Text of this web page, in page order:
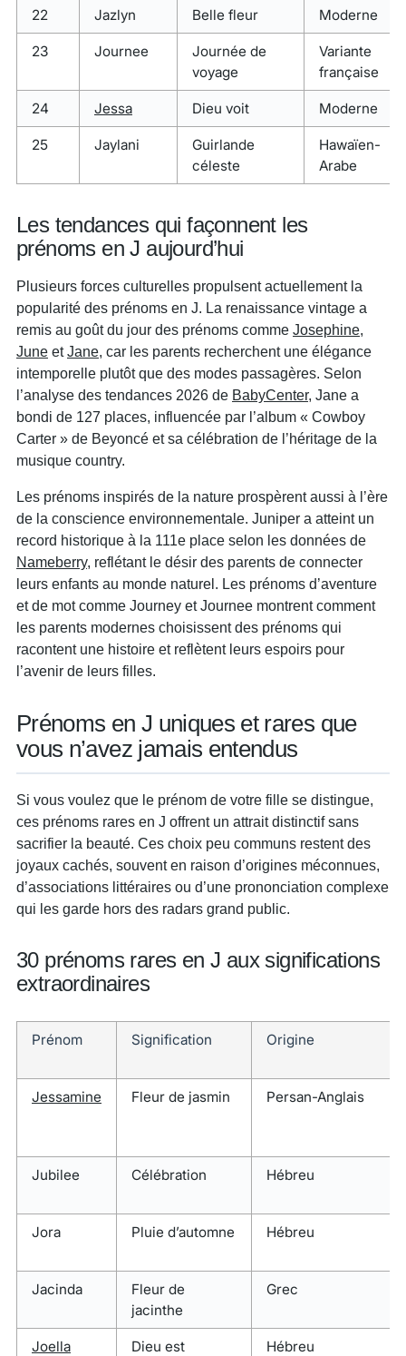
22 Jazlyn Belle fleur Moderne
23 Journee
Journée de
voyage
Variante
française
24 Jessa Dieu voit Moderne
25 Jaylani
Guirlande
céleste
Hawaïen-
Arabe
Les tendances qui façonnent les
prénoms en J aujourd’hui
Plusieurs forces culturelles propulsent actuellement la
popularité des prénoms en J. La renaissance vintage a
remis au goût du jour des prénoms comme Josephine,
June etJane, car les parents recherchent une élégance
intemporelle plutôt que des modes passagères. Selon
l’analyse des tendances 2026 de BabyCenter, Jane a
bondi de 127 places, influencée par l’album « Cowboy
Carter » de Beyoncé et sa célébration de l’héritage de la
musique country.
Les prénoms inspirés de la nature prospèrent aussi à l’ère
de la conscience environnementale. Juniper a atteint un
record historique à la 111e place selon les données de
Nameberry, reflétant le désir des parents de connecter
leurs enfants au monde naturel. Les prénoms d’aventure
et de mot comme Journey et Journee montrent comment
les parents modernes choisissent des prénoms qui
racontent une histoire et reflètent leurs espoirs pour
l’avenir de leurs filles.
Prénoms en J uniques et rares que
vous n’avez jamais entendus
Si vous voulez que le prénom de votre fille se distingue,
ces prénoms rares en J offrent un attrait distinctif sans
sacrifier la beauté. Ces choix peu communs restent des
joyaux cachés, souvent en raison d’origines méconnues,
d’associations littéraires ou d’une prononciation complexe
qui les garde hors des radars grand public.
30 prénoms rares en J aux significations
extraordinaires
Prénom Signification Origine
Jessamine Fleur de jasmin Persan-Anglais
Jubilee Célébration Hébreu
Jora Pluie d’automne Hébreu
Jacinda
Fleur de
jacinthe
Grec
Joella
Dieu est
Hébreu